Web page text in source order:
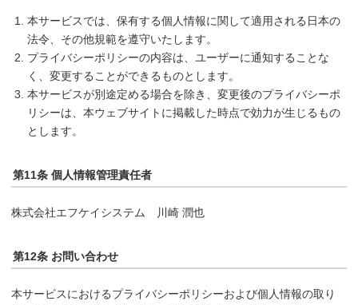
本サービスでは、保有する個人情報に関して適用される日本の
法令、その他規範を遵守いたします。
プライバシーポリシーの内容は、ユーザーに通知することな
く、変更することができるものとします。
本サービスが別途定める場合を除き、変更後のプライバシーポ
リシーは、本ウェブサイトに掲載した時点で効力が生じるもの
とします。
第11条 個人情報管理責任者
株式会社エフケイシステム 川崎 潤也
第12条 お問い合わせ
本サービスにおけるプライバシーポリシーおよび個人情報の取り